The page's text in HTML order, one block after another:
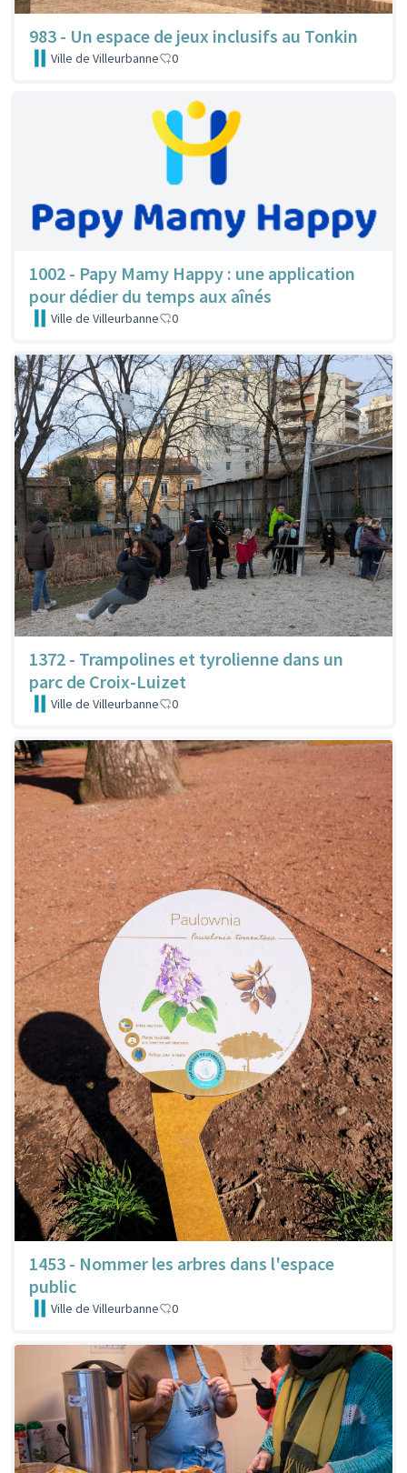
983 - Un espace de jeux inclusifs au Tonkin
Ville de Villeurbanne 0
1002 - Papy Mamy Happy : une application
pour dédier du temps aux aînés
Ville de Villeurbanne 0
1372 - Trampolines et tyrolienne dans un
parc de Croix-Luizet
Ville de Villeurbanne 0
1453 - Nommer les arbres dans l'espace
public
Ville de Villeurbanne 0